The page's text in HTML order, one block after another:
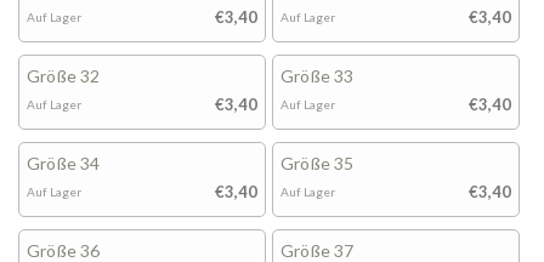
€3,40
Auf Lager €3,40
Auf Lager
Größe 32
€3,40
Auf Lager
Größe 33
€3,40
Auf Lager
Größe 34
€3,40
Auf Lager
Größe 35
€3,40
Auf Lager
Größe 36 Größe 37